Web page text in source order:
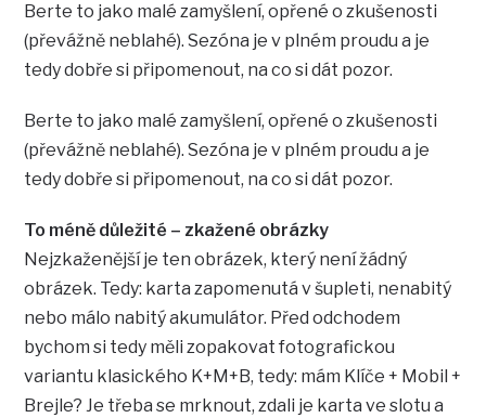
Berte to jako malé zamyšlení, opřené o zkušenosti
(převážně neblahé). Sezóna je v plném proudu a je
tedy dobře si připomenout, na co si dát pozor.
Berte to jako malé zamyšlení, opřené o zkušenosti
(převážně neblahé). Sezóna je v plném proudu a je
tedy dobře si připomenout, na co si dát pozor.
To méně důležité – zkažené obrázky
Nejzkaženější je ten obrázek, který není žádný
obrázek. Tedy: karta zapomenutá v šupleti, nenabitý
nebo málo nabitý akumulátor. Před odchodem
bychom si tedy měli zopakovat fotografickou
variantu klasického K+M+B, tedy: mám Klíče + Mobil +
Brejle? Je třeba se mrknout, zdali je karta ve slotu a